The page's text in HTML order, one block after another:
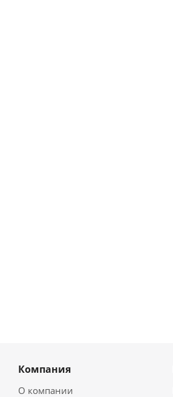
Компания
О компании